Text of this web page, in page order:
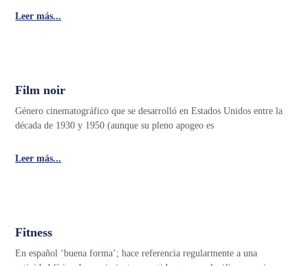
Leer más...
Film noir
Género cinematográfico que se desarrolló en Estados Unidos entre la
década de 1930 y 1950 (aunque su pleno apogeo es
Leer más...
Fitness
En español ‘buena forma’; hace referencia regularmente a una